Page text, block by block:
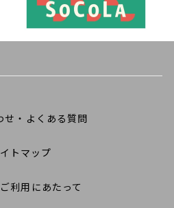
せ・よくある質問
トマップ
利用にあたって